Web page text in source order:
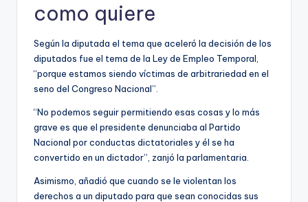
como quiere
Según la diputada el tema que aceleró la decisión de los
diputados fue el tema de la Ley de Empleo Temporal,
“porque estamos siendo víctimas de arbitrariedad en el
seno del Congreso Nacional”.
“No podemos seguir permitiendo esas cosas y lo más
grave es que el presidente denunciaba al Partido
Nacional por conductas dictatoriales y él se ha
convertido en un dictador”, zanjó la parlamentaria.
Asimismo, añadió que cuando se le violentan los
derechos a un diputado para que sean conocidas sus